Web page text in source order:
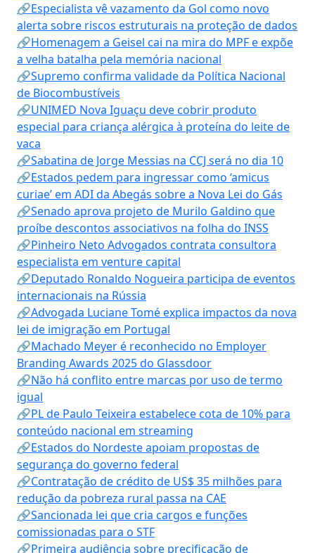
🔗Especialista vê vazamento da Gol como novo
alerta sobre riscos estruturais na proteção de dados
🔗Homenagem a Geisel cai na mira do MPF e expõe
a velha batalha pela memória nacional
🔗Supremo confirma validade da Política Nacional
de Biocombustíveis
🔗UNIMED Nova Iguaçu deve cobrir produto
especial para criança alérgica à proteína do leite de
vaca
🔗Sabatina de Jorge Messias na CCJ será no dia 10
🔗Estados pedem para ingressar como ‘amicus
curiae’ em ADI da Abegás sobre a Nova Lei do Gás
🔗Senado aprova projeto de Murilo Galdino que
proíbe descontos associativos na folha do INSS
🔗Pinheiro Neto Advogados contrata consultora
especialista em venture capital
🔗Deputado Ronaldo Nogueira participa de eventos
internacionais na Rússia
🔗Advogada Luciane Tomé explica impactos da nova
lei de imigração em Portugal
🔗Machado Meyer é reconhecido no Employer
Branding Awards 2025 do Glassdoor
🔗Não há conflito entre marcas por uso de termo
igual
🔗PL de Paulo Teixeira estabelece cota de 10% para
conteúdo nacional em streaming
🔗Estados do Nordeste apoiam propostas de
segurança do governo federal
🔗Contratação de crédito de US$ 35 milhões para
redução da pobreza rural passa na CAE
🔗Sancionada lei que cria cargos e funções
comissionadas para o STF
🔗Primeira audiência sobre precificação de